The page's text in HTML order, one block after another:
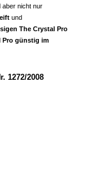
aber nicht nur
und
The Crystal Pro
Pro günstig im
1272/2008